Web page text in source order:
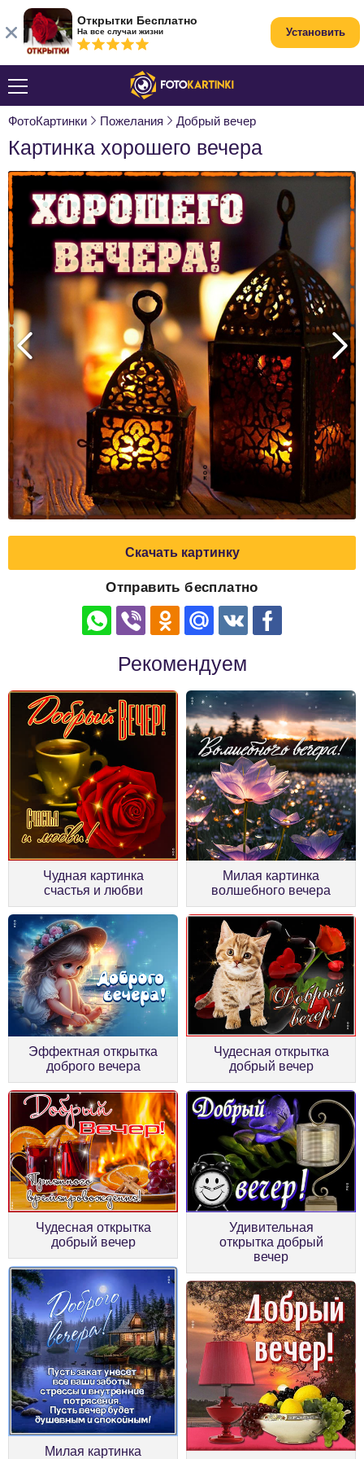
ФотоКартинки Пожелания Добрый вечер
Картинка хорошего вечера
Скачать картинку
Отправить бесплатно
Рекомендуем
Чудная картинка
счастья и любви
Милая картинка
волшебного вечера
Эффектная открытка
доброго вечера
Чудесная открытка
добрый вечер
Чудесная открытка
добрый вечер
Удивительная
открытка добрый
вечер
Милая картинка
Открытки Бесплатно
На все случаи жизни Установить